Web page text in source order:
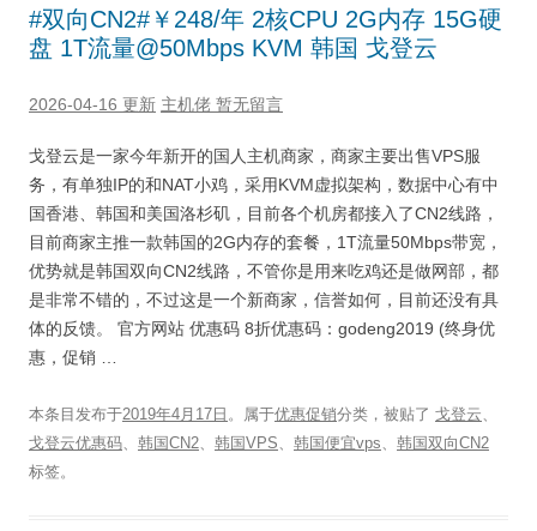
#双向CN2#￥248/年 2核CPU 2G内存 15G硬
盘 1T流量@50Mbps KVM 韩国 戈登云
2026-04-16 更新 主机佬 暂无留言
戈登云是一家今年新开的国人主机商家，商家主要出售VPS服
务，有单独IP的和NAT小鸡，采用KVM虚拟架构，数据中心有中
国香港、韩国和美国洛杉矶，目前各个机房都接入了CN2线路，
目前商家主推一款韩国的2G内存的套餐，1T流量50Mbps带宽，
优势就是韩国双向CN2线路，不管你是用来吃鸡还是做网部，都
是非常不错的，不过这是一个新商家，信誉如何，目前还没有具
体的反馈。 官方网站 优惠码 8折优惠码：godeng2019 (终身优
惠，促销 …
本条目发布于2019年4月17日 。属于优惠促销分类，被贴了 戈登云、
戈登云优惠码、 韩国CN2、 韩国VPS、 韩国便宜vps、 韩国双向CN2
标签。